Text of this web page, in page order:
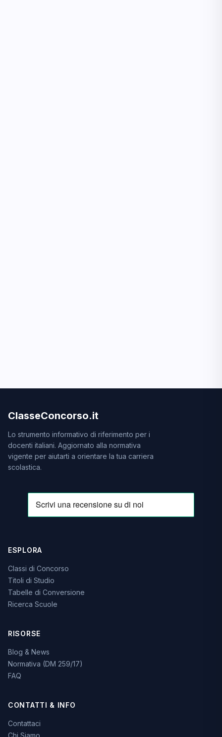
ClasseConcorso.it
Lo strumento informativo di riferimento per i
docenti italiani. Aggiornato alla normativa
vigente per aiutarti a orientare la tua carriera
scolastica.
ESPLORA
Classi di Concorso
Titoli di Studio
Tabelle di Conversione
Ricerca Scuole
RISORSE
Blog & News
Normativa (DM 259/17)
FAQ
CONTATTI & INFO
Contattaci
Chi Siamo